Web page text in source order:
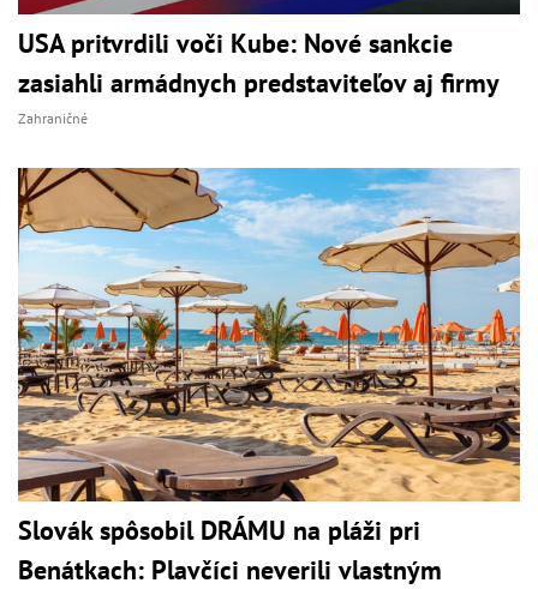
USA pritvrdili voči Kube: Nové sankcie
zasiahli armádnych predstaviteľov aj firmy
Zahraničné
Slovák spôsobil DRÁMU na pláži pri
Benátkach: Plavčíci neverili vlastným